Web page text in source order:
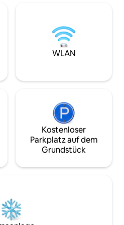
Gehminuten
touristische
WLAN
Kostenloser
Parkplatz auf dem
Grundstück